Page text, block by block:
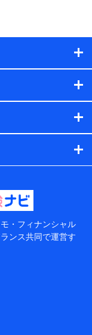
しくは委託を受
ドコモおよび提携
たサービス・商
行うため
詳細は次のと
パークタワー
田 義晃
ンネット日
客さまの情報
・フィナンシャル
ンス共同で運営す